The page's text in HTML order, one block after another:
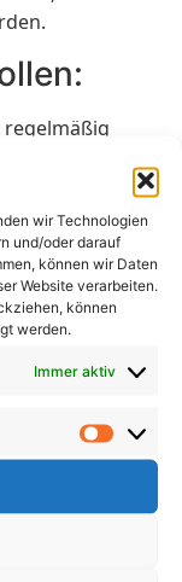
wir Technologien
und/oder darauf
können wir Daten
Website verarbeiten.
können
werden.
Immer aktiv
regelmäßig
in einem
festen
sich daran.
aller
über den